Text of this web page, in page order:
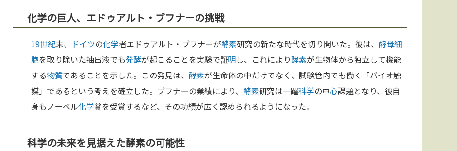
化学の巨人、エドゥアルト・ブフナーの挑戦
19世紀末、 ドイツの化学者エドゥアルト・ブフナーが酵素研究の新たな時代を切り開いた。彼は、 酵母細
胞を取り除いた抽出液でも発酵が起こることを実験で証明し、これにより酵素が生物体から独立して機能
する物質であることを示した。この発見は、 酵素が生命体の中だけでなく、試験管内でも働く「バイオ触
媒」であるという考えを確立した。ブフナーの業績により、 酵素研究は一躍科学の中心課題となり、彼自
身もノーベル化学賞を受賞するなど、その功績が広く認められるようになった。
科学の未来を見据えた酵素の可能性